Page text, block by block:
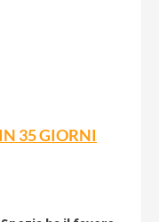
35 GIORNI